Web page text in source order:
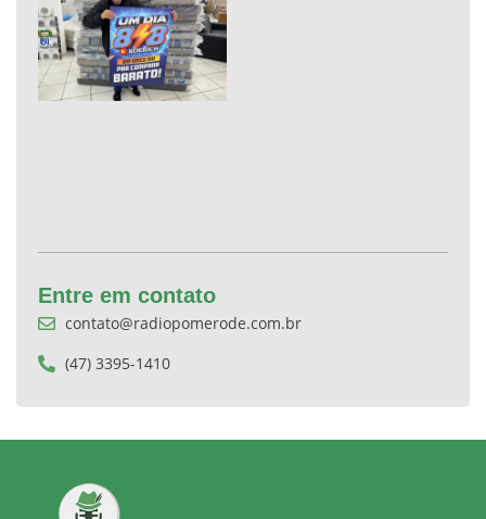
Entre em contato
contato@radiopomerode.com.br
(47) 3395-1410